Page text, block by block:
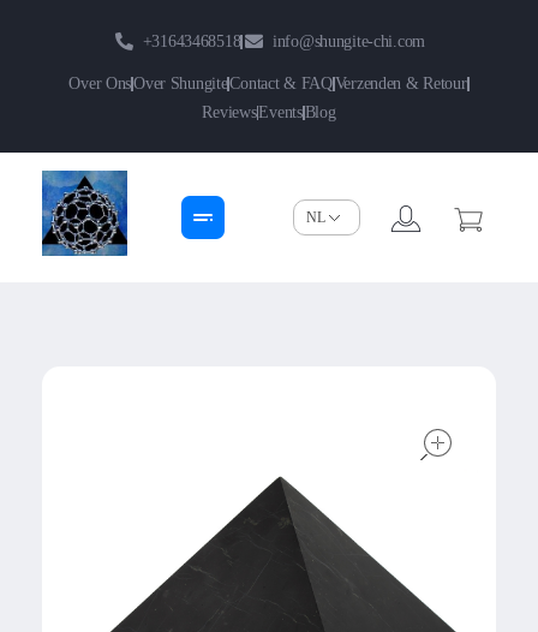
+31643468518 info@shungite-chi.com
Over OnsOver ShungiteContact & FAQVerzenden & Retour
ReviewsEventsBlog